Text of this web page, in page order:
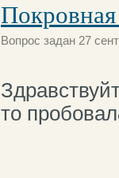
Вопрос задан 27
то